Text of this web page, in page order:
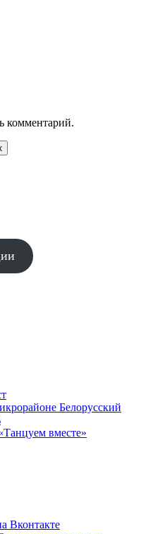
комментарий.
Белорусский
вместе»
Вконтакте